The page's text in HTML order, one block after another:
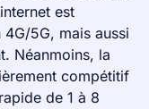
est
5G, mais aussi
Néanmoins, la
compétitif
de 1 à 8